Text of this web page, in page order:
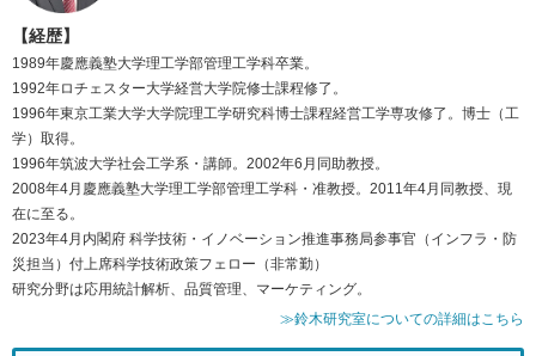
【経歴】
1989年慶應義塾大学理工学部管理工学科卒業。
1992年ロチェスター大学経営大学院修士課程修了。
1996年東京工業大学大学院理工学研究科博士課程経営工学専攻修了。博士（工
学）取得。
1996年筑波大学社会工学系・講師。2002年6月同助教授。
2008年4月慶應義塾大学理工学部管理工学科・准教授。2011年4月同教授、現
在に至る。
2023年4月内閣府 科学技術・イノベーション推進事務局参事官（インフラ・防
災担当）付上席科学技術政策フェロー（非常勤）
研究分野は応用統計解析、品質管理、マーケティング。
≫鈴木研究室についての詳細はこちら